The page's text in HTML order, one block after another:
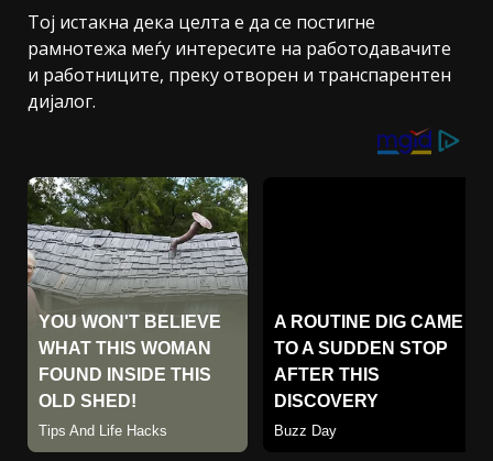
Тој истакна дека целта е да се постигне
рамнотежа меѓу интересите на работодавачите
и работниците, преку отворен и транспарентен
дијалог.